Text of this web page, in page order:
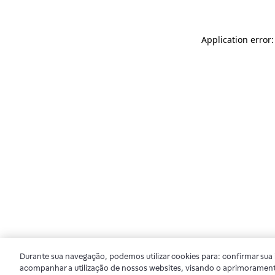
Application
Durante sua navegação, podemos utilizar cookies para: confirmar
acompanhar a utilização de nossos websites, visando o